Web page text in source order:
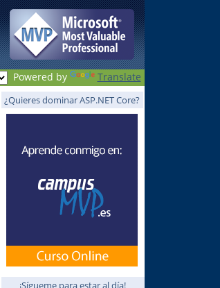
Powered by Translate
¿Quieres dominar ASP.NET Core?
¡Sígueme para estar al día!